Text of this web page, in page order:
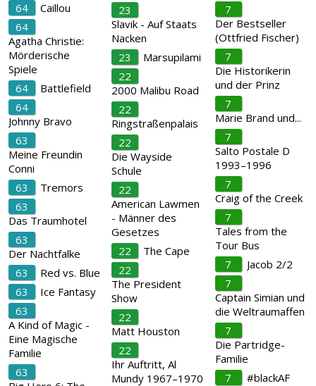
64
Caillou
64
Agatha Christie:
Mörderische
Spiele
64
Battlefield
64
Johnny Bravo
63
Meine Freundin
Conni
63
Tremors
63
Das Traumhotel
63
Der Nachtfalke
63
Red vs. Blue
63
Ice Fantasy
63
A Kind of Magic -
Eine Magische
Familie
63
23
Slavik - Auf Staats
Nacken
23
Marsupilami
22
2000 Malibu Road
22
Ringstraßenpalais
22
Die Wayside
Schule
22
American Lawmen
- Männer des
Gesetzes
22
The Cape
22
The President
Show
22
Matt Houston
22
Ihr Auftritt, Al
Mundy 1967–1970
7
Der Bestseller
(Ottfried Fischer)
7
Die Historikerin
und der Prinz
7
Marie Brand und...
7
Salto Postale D
1993–1996
7
Craig of the Creek
7
Tales from the
Tour Bus
7
Jacob 2/2
7
Captain Simian und
die Weltraumaffen
7
Die Partridge-
Familie
7
#blackAF